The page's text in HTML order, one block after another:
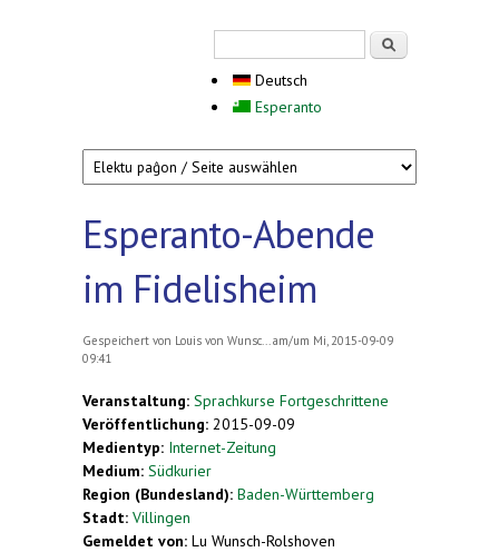
Deutsch
Esperanto
Esperanto-Abende
im Fidelisheim
Gespeichert von Louis von Wunsc...
am/um Mi, 2015-09-09
09:41
Veranstaltung: Sprachkurse Fortgeschrittene
Veröffentlichung: 2015-09-09
Medientyp: Internet-Zeitung
Medium: Südkurier
Region (Bundesland): Baden-Württemberg
Stadt: Villingen
Gemeldet von: Lu Wunsch-Rolshoven